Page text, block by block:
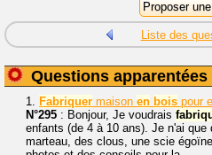
Liste des
Questions
1. Fabriquer maison en bois pour
N°295 : Bonjour, Je voudrais
enfants (de 4 à 10 ans). Je n'ai que
marteau, des clous, une scie